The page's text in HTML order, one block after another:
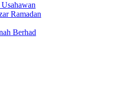
Ramadan
Berhad